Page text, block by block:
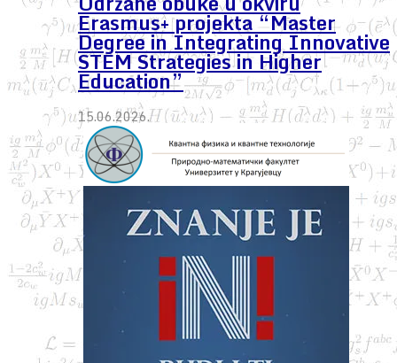
Erasmus+ projekta “Master
Degree in Integrating Innovative
STEM Strategies in Higher
Education”
15.06.2026.